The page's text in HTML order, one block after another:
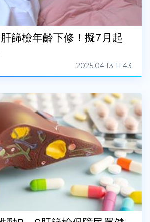
篩檢年齡下修！擬7月起
2025.04.13 11:43